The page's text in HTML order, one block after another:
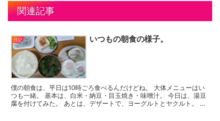
関連記事
日記 いつもの朝食の様子。
僕の朝食は、平日は10時ごろ食べるんだけどね。 大体メニューはい
つも一緒。 基本は、白米・納豆・目玉焼き・味噌汁。 今日は、湯豆
腐を付けてみた。 あとは、デザートで、ヨーグルトとヤクルト。 今